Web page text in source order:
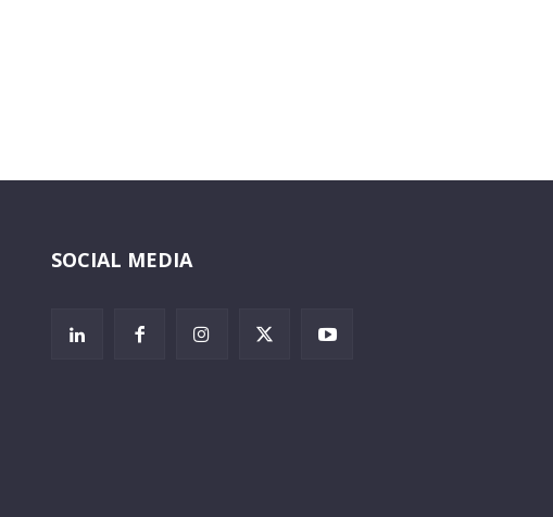
SOCIAL MEDIA